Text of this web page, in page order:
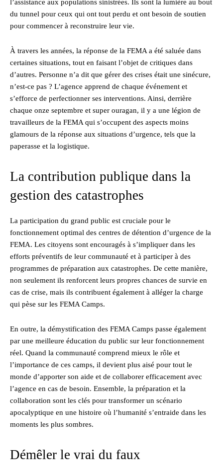
l’assistance aux populations sinistrées. Ils sont la lumière au bout
du tunnel pour ceux qui ont tout perdu et ont besoin de soutien
pour commencer à reconstruire leur vie.
À travers les années, la réponse de la FEMA a été saluée dans
certaines situations, tout en faisant l’objet de critiques dans
d’autres. Personne n’a dit que gérer des crises était une sinécure,
n’est-ce pas ? L’agence apprend de chaque événement et
s’efforce de perfectionner ses interventions. Ainsi, derrière
chaque onze septembre et super ouragan, il y a une légion de
travailleurs de la FEMA qui s’occupent des aspects moins
glamours de la réponse aux situations d’urgence, tels que la
paperasse et la logistique.
La contribution publique dans la
gestion des catastrophes
La participation du grand public est cruciale pour le
fonctionnement optimal des centres de détention d’urgence de la
FEMA. Les citoyens sont encouragés à s’impliquer dans les
efforts préventifs de leur communauté et à participer à des
programmes de préparation aux catastrophes. De cette manière,
non seulement ils renforcent leurs propres chances de survie en
cas de crise, mais ils contribuent également à alléger la charge
qui pèse sur les FEMA Camps.
En outre, la démystification des FEMA Camps passe également
par une meilleure éducation du public sur leur fonctionnement
réel. Quand la communauté comprend mieux le rôle et
l’importance de ces camps, il devient plus aisé pour tout le
monde d’apporter son aide et de collaborer efficacement avec
l’agence en cas de besoin. Ensemble, la préparation et la
collaboration sont les clés pour transformer un scénario
apocalyptique en une histoire où l’humanité s’entraide dans les
moments les plus sombres.
Démêler le vrai du faux